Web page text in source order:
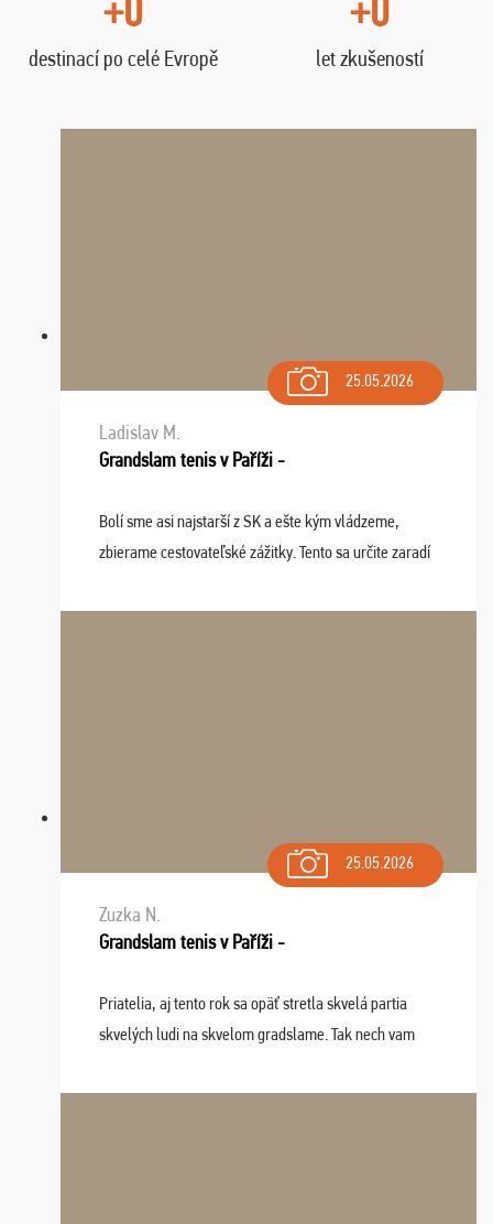
+0
destinací po celé Evropě
+0
let zkušeností
25.05.2026
Ladislav M.
Grandslam tenis v Paříži -
Bolí sme asi najstarší z SK a ešte kým vládzeme,
zbierame cestovateľské zážitky. Tento sa určite zaradí
osudu - pohodový šefík Meďo, dobrá parti ...
25.05.2026
Zuzka N.
Grandslam tenis v Paříži -
Priatelia, aj tento rok sa opäť stretla skvelá partia
skvelých ludi na skvelom gradslame. Tak nech vam
sa na budúci rok. Prajem vam este veľa ta ...